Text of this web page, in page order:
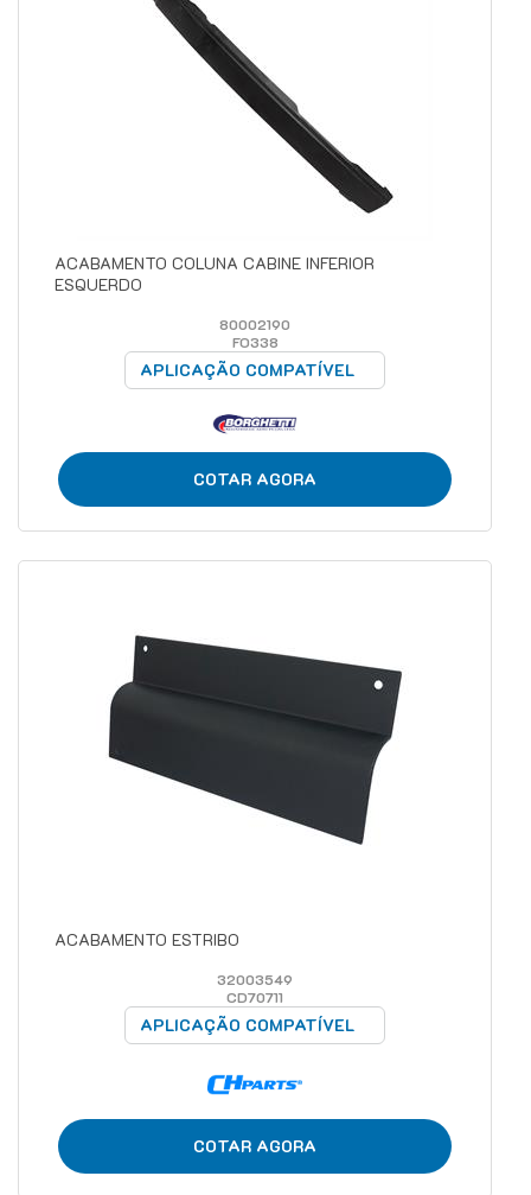
ACABAMENTO COLUNA CABINE INFERIOR
ESQUERDO
80002190
FO338
APLICAÇÃO COMPATÍVEL
COTAR AGORA
ACABAMENTO ESTRIBO
32003549
CD70711
APLICAÇÃO COMPATÍVEL
COTAR AGORA